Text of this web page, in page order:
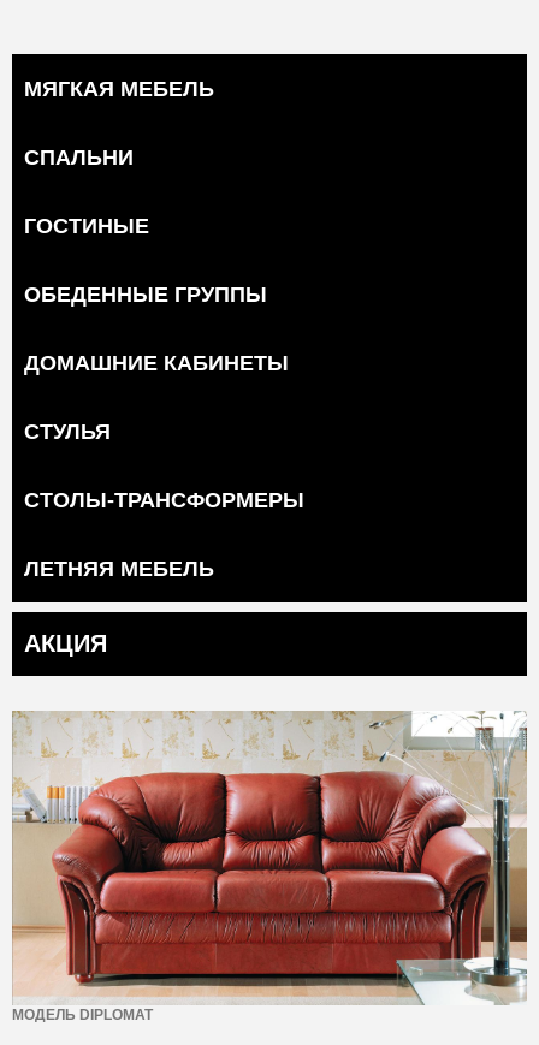
МЯГКАЯ МЕБЕЛЬ
СПАЛЬНИ
ГОСТИНЫЕ
ОБЕДЕННЫЕ ГРУППЫ
ДОМАШНИЕ КАБИНЕТЫ
СТУЛЬЯ
СТОЛЫ-ТРАНСФОРМЕРЫ
ЛЕТНЯЯ МЕБЕЛЬ
АКЦИЯ
МОДЕЛЬ DIPLOMAT